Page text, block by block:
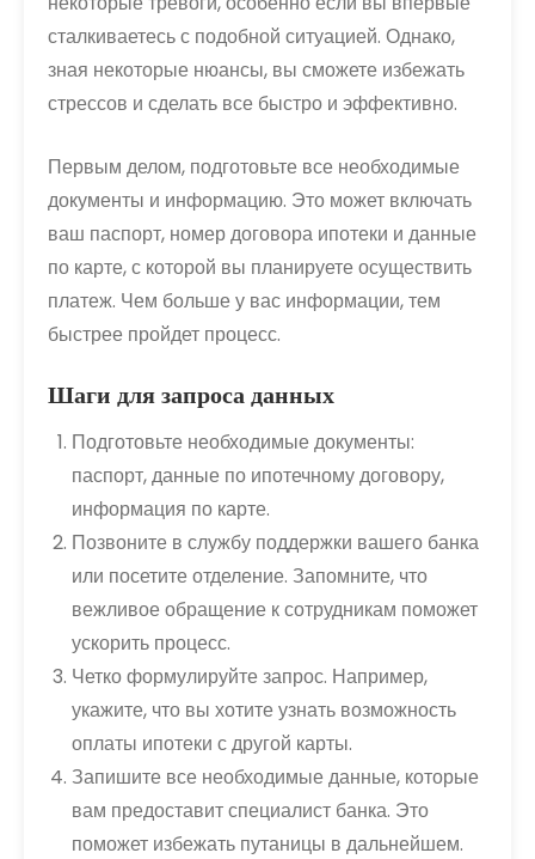
сталкиваетесь с подобной ситуацией. Однако,
зная некоторые нюансы, вы сможете избежать
стрессов и сделать все быстро и эффективно.
Первым делом, подготовьте все необходимые
документы и информацию. Это может включать
ваш паспорт, номер договора ипотеки и данные
по карте, с которой вы планируете осуществить
платеж. Чем больше у вас информации, тем
быстрее пройдет процесс.
Шаги для запроса данных
Подготовьте необходимые документы:
паспорт, данные по ипотечному договору,
информация по карте.
Позвоните в службу поддержки вашего банка
или посетите отделение. Запомните, что
вежливое обращение к сотрудникам поможет
ускорить процесс.
Четко формулируйте запрос. Например,
укажите, что вы хотите узнать возможность
оплаты ипотеки с другой карты.
Запишите все необходимые данные, которые
вам предоставит специалист банка. Это
поможет избежать путаницы в дальнейшем.